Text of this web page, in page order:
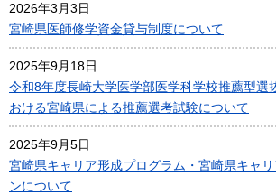
2026年3月3日
宮崎県医師修学資金貸与制度について
2025年9月18日
令和8年度長崎大学医学部医学科学校推薦型
おける宮崎県による推薦選考試験について
2025年9月5日
宮崎県キャリア形成プログラム・宮崎県キャ
ンについて